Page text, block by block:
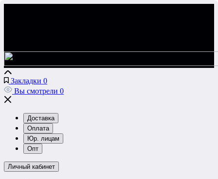
Закладки 0
Вы смотрели 0
Доставка
Оплата
Юр. лицам
Опт
Личный кабинет